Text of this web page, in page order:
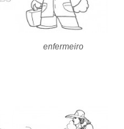
enfermeiro